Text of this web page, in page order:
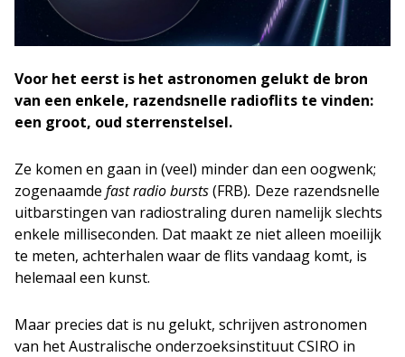
Voor het eerst is het astronomen gelukt de bron
van een enkele, razendsnelle radioflits te vinden:
een groot, oud sterrenstelsel.
Ze komen en gaan in (veel) minder dan een oogwenk;
zogenaamde fast radio bursts(FRB). Deze razendsnelle
uitbarstingen van radiostraling duren namelijk slechts
enkele milliseconden. Dat maakt ze niet alleen moeilijk
te meten, achterhalen waar de flits vandaag komt, is
helemaal een kunst.
Maar precies dat is nu gelukt, schrijven astronomen
van het Australische onderzoeksinstituut CSIRO in